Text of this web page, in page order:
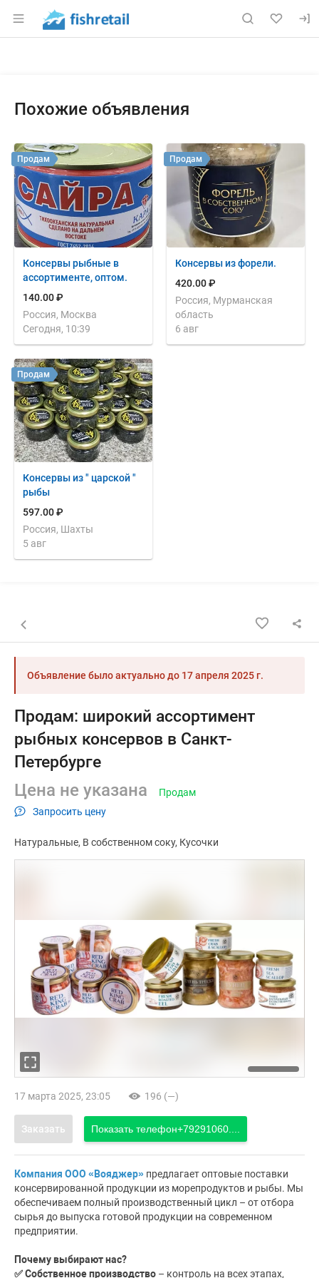
Раздел навигации по сайту fishretail.ru
Похожие объявления
Консервы рыбные в
ассортименте, оптом.
140.00 ₽
Россия, Москва
Сегодня, 10:39
Продам
Консервы из форели.
420.00 ₽
Россия, Мурманская
область
6 авг
Продам
Консервы из " царской "
рыбы
597.00 ₽
Россия, Шахты
5 авг
Продам
Назад к списку объявлений
Объявление было актуально до 17 апреля 2025 г.
Продам: широкий ассортимент
рыбных консервов в Санкт-
Петербурге
Цена не указана
Запросить цену
Продам
Натуральные В собственном соку Кусочки
17 марта 2025, 23:05 196 (—)
Заказать Показать телефон+79291060....
Компания ООО «Вояджер» предлагает оптовые поставки
консервированной продукции из морепродуктов и рыбы. Мы
обеспечиваем полный производственный цикл – от отбора
сырья до выпуска готовой продукции на современном
предприятии.
Почему выбирают нас?
✅ Собственное производство – контроль на всех этапах,